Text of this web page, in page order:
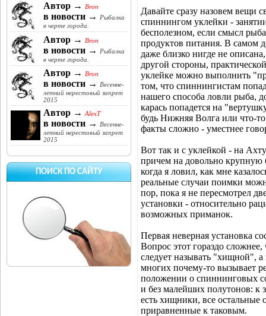
Автор → Bron
в новости →
Рыбалка
в черте города.
Автор → Bron
в новости →
Рыбалка
в черте города.
Автор → Bron
в новости →
Весенне-
летний нерестовый запрет
2015
Автор → AlexT
в новости →
Весенне-
летний нерестовый запрет
2015
ПОИСК ПО САЙТУ
Давайте сразу назовем вещи
спиннингом уклейки -
бесполезном, если смысл
продуктов питания. В самом
даже близко нигде не
другой стороны,
уклейке можно выполнить
том, что спиннингистам
нашего способа ловли рыба,
карась попадется на
будь Нижняя Волга или что-
факты сложно - уместнее
Вот так и с уклейкой - на
причем на довольно крупную
когда я ловил, как мне
реальные случаи поимки
пор, пока я не пересмотрел
установки - относительно
возможных приманок.
Первая неверная установка
Вопрос этот гораздо
следует называть "хищной",
многих почему-то вызывает
положении о спиннинговых
и без малейших полутонов: к
есть хищники, все
приравненные к таковым.